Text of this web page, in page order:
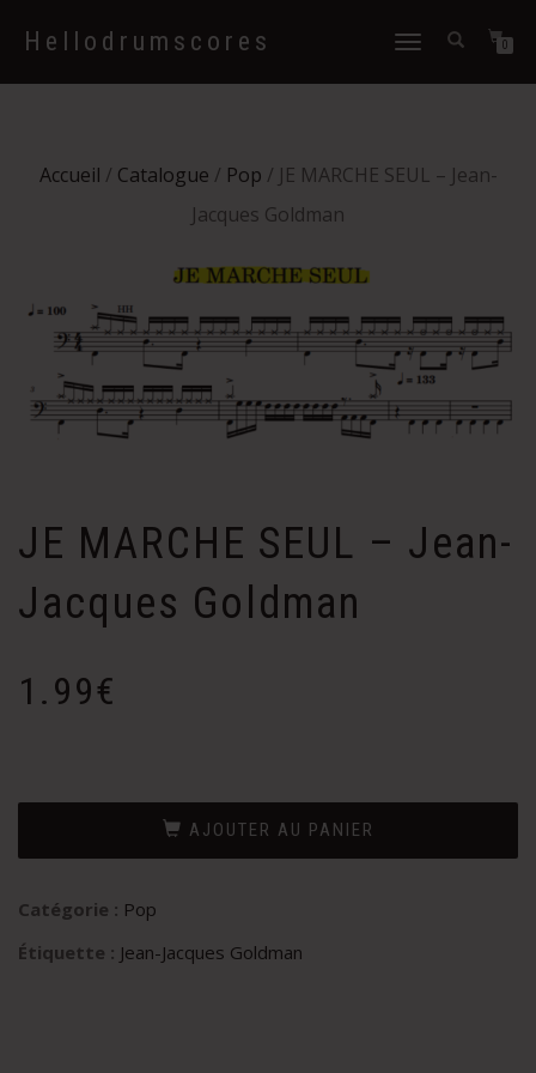
Hellodrumscores
Déplier
navigation
0
Accueil / Catalogue / Pop / JE MARCHE SEUL – Jean-
Jacques Goldman
JE MARCHE SEUL – Jean-
Jacques Goldman
1.99€
AJOUTER AU PANIER
Catégorie : Pop
Étiquette : Jean-Jacques Goldman